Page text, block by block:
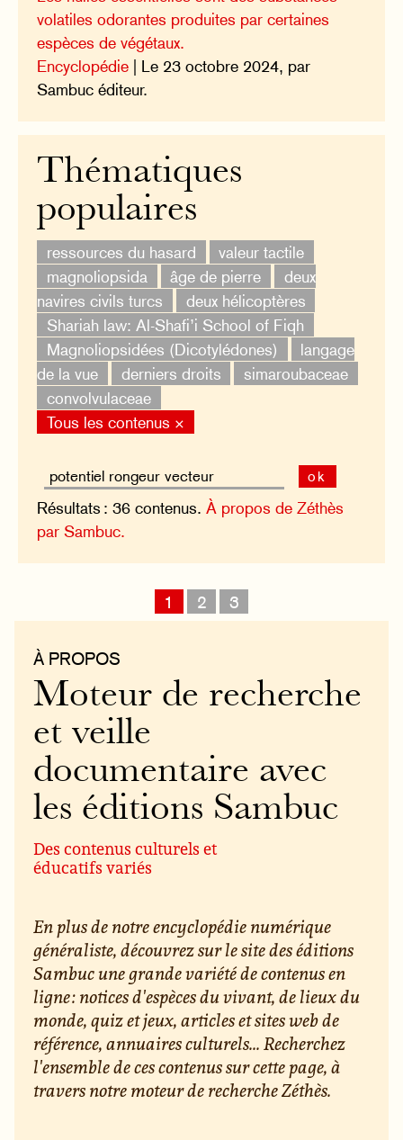
volatiles odorantes produites par certaines
espèces de végétaux.
Encyclopédie | Le 23 octobre 2024, par
Sambuc éditeur.
Thématiques
populaires
ressources du hasard
valeur tactile
magnoliopsida
âge de pierre
deux
navires civils turcs
deux hélicoptères
Shariah law: Al-Shafi’i School of Fiqh
Magnoliopsidées (Dicotylédones)
langage
de la vue
derniers droits
simaroubaceae
convolvulaceae
Tous les contenus ×
ok
Résultats : 36 contenus.À propos de Zéthès
par Sambuc.
1 2 3
À PROPOS
Moteur de recherche
et veille
documentaire avec
les éditions Sambuc
Des contenus culturels et
éducatifs variés
En plus de notre encyclopédie numérique
généraliste, découvrez sur le site des éditions
Sambuc une grande variété de contenus en
ligne : notices d'espèces du vivant, de lieux du
monde, quiz et jeux, articles et sites web de
référence, annuaires culturels... Recherchez
l'ensemble de ces contenus sur cette page, à
travers notre moteur de recherche Zéthès.